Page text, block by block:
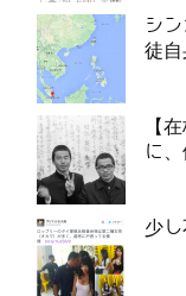
シ
徒
【
に
少